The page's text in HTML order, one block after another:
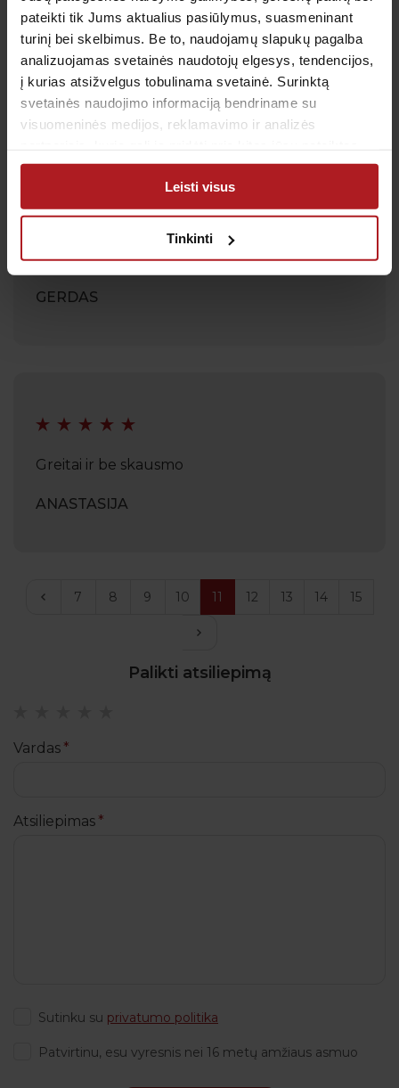
pateikti tik Jums aktualius pasiūlymus, suasmeninant
turinį bei skelbimus. Be to, naudojamų slapukų pagalba
analizuojamas svetainės naudotojų elgesys, tendencijos,
į kurias atsižvelgus tobulinama svetainė. Surinktą
svetainės naudojimo informaciją bendriname su
visuomeninės medijos, reklamavimo ir analizės
arba naudojant paslaugas surinktos informacijos.
Leisti visus
Tinkinti
ALEKSANDRA
GERDAS
Greitai ir be skausmo
ANASTASIJA
< 7 8 9 10 11 12 13 14 15
>
Palikti atsiliepimą
Vardas
Atsiliepimas
Sutinku su privatumo politika
Patvirtinu, esu vyresnis nei 16 metų amžiaus asmuo